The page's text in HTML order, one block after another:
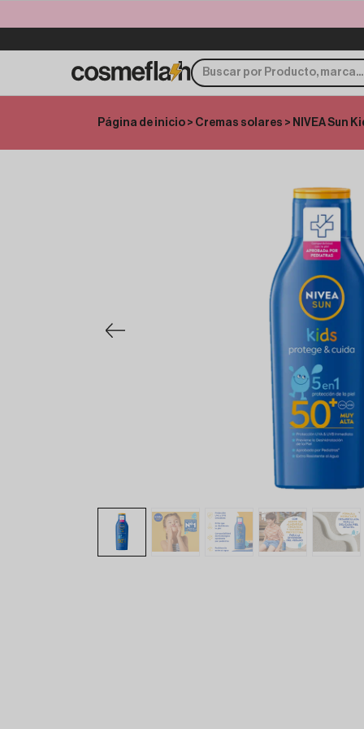
Página de inicio > Cremas solares > NIVEA Sun